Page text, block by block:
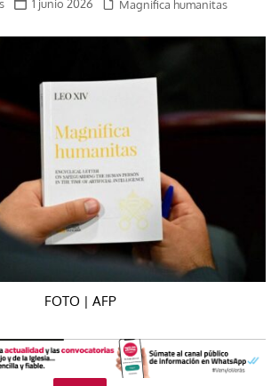
1 junio 2026 Magnifica humanitas
FOTO | AFP